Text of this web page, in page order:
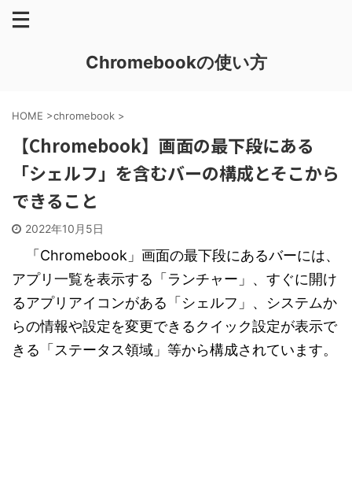
Chromebookの使い方
HOME >chromebook >
【Chromebook】画面の最下段にある
「シェルフ」を含むバーの構成とそこから
できること
2022年10月5日
「Chromebook」画面の最下段にあるバーには、
アプリ一覧を表示する「ランチャー」、すぐに開け
るアプリアイコンがある「シェルフ」、システムか
らの情報や設定を変更できるクイック設定が表示で
きる「ステータス領域」等から構成されています。